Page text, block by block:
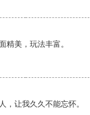
精美，玩法丰富。
，让我久久不能忘怀。